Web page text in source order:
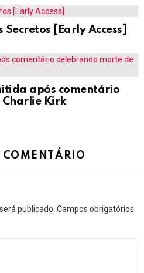
[Early Access]
após comentário
Charlie Kirk
COMENTÁRIO
publicado. Campos obrigatórios